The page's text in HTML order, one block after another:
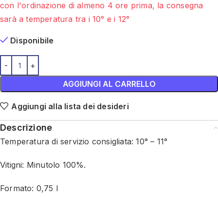
con l'ordinazione di almeno 4 ore prima, la consegna
sarà a temperatura tra i 10° e i 12°
Disponibile
AGGIUNGI AL CARRELLO
Aggiungi alla lista dei desideri
Descrizione
Temperatura di servizio consigliata: 10° – 11°
Vitigni: Minutolo 100%.
Formato: 0,75 l